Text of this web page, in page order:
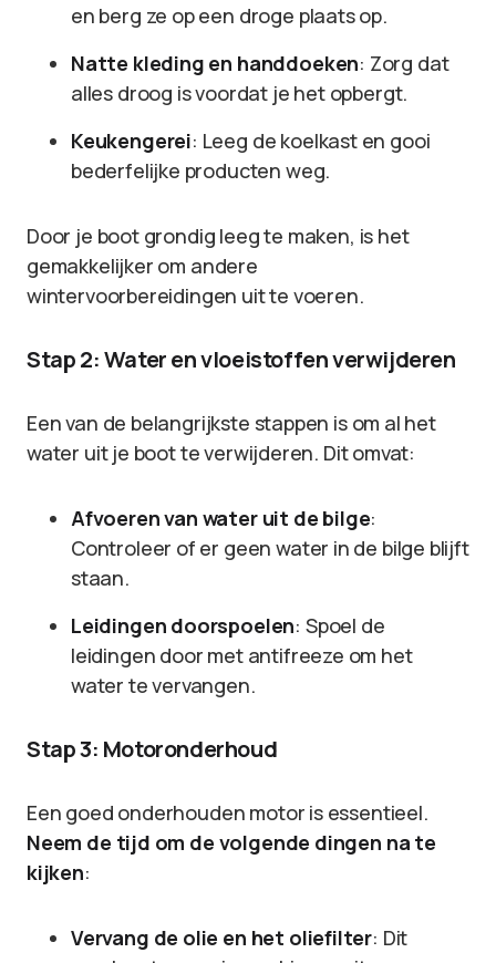
en berg ze op een droge plaats op.
Natte kleding en handdoeken: Zorg dat
alles droog is voordat je het opbergt.
Keukengerei: Leeg de koelkast en gooi
bederfelijke producten weg.
Door je boot grondig leeg te maken, is het
gemakkelijker om andere
wintervoorbereidingen uit te voeren.
Stap 2: Water en vloeistoffen verwijderen
Een van de belangrijkste stappen is om al het
water uit je boot te verwijderen. Dit omvat:
Afvoeren van water uit de bilge:
Controleer of er geen water in de bilge blijft
staan.
Leidingen doorspoelen: Spoel de
leidingen door met antifreeze om het
water te vervangen.
Stap 3: Motoronderhoud
Een goed onderhouden motor is essentieel.
Neem de tijd om de volgende dingen na te
kijken:
Vervang de olie en het oliefilter: Dit